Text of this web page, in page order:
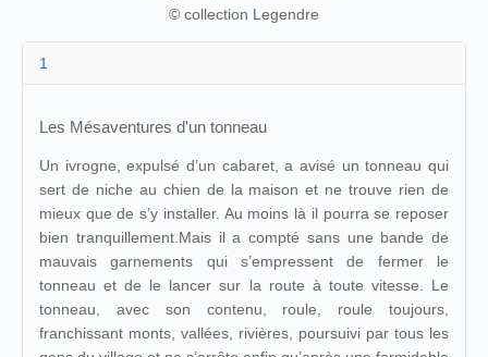
© collection Legendre
1
Les Mésaventures d'un tonneau
Un ivrogne, expulsé d’un cabaret, a avisé un tonneau qui
sert de niche au chien de la maison et ne trouve rien de
mieux que de s’y installer. Au moins là il pourra se reposer
bien tranquillement.Mais il a compté sans une bande de
mauvais garnements qui s’empressent de fermer le
tonneau et de le lancer sur la route à toute vitesse. Le
tonneau, avec son contenu, roule, roule toujours,
franchissant monts, vallées, rivières, poursuivi par tous les